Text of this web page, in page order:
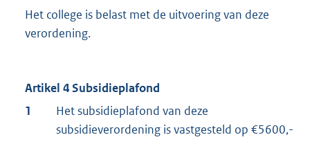
Het college is belast met de uitvoering van deze
verordening.
Artikel 4 Subsidieplafond
1
Het subsidieplafond van deze
subsidieverordening is vastgesteld op €5600,-